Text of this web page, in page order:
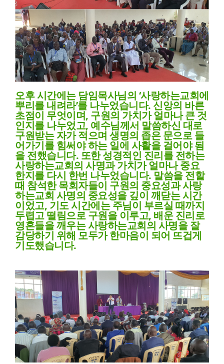
오후 시간에는 담임목사님의 ‘사랑하는교회에
뿌리를 내려라’를 나누었습니다. 신앙의 바른
초점이 무엇이며, 구원의 가치가 얼마나 큰 것
인지를 나누었고, 예수님께서 말씀하신 대로
구원받는 자가 적으며 생명의 좁은 문으로 들
어가기를 힘써야 하는 일에 사활을 걸어야 됨
을 전했습니다. 또한 성경적인 진리를 전하는
사랑하는교회의 사명과 가치가 얼마나 중요
한지를 다시 한번 나누었습니다.말씀을 전할
때 참석한 목회자들이 구원의 중요성과 사랑
하는교회 사명의 중요성을 깊이 깨닫는 시간
이었고, 기도 시간에는 주님이 부르실 때까지
두렵고 떨림으로 구원을 이루고, 배운 진리로
영혼들을 깨우는 사랑하는교회의 사명을 잘
감당하기 위해 모두가 한마음이 되어 뜨겁게
기도했습니다.